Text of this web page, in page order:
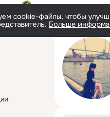
cookie-файлы, чтобы
Больше